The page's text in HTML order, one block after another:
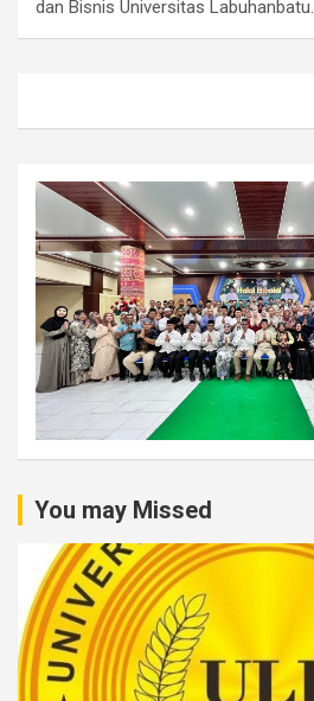
dan Bisnis Universitas Labuhanbatu.
You may Missed